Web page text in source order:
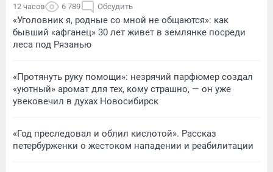
12 часов 6 789 Обсудить
«Уголовник я, родные со мной не общаются»: как
бывший «афганец» 30 лет живет в землянке посреди
леса под Рязанью
«Протянуть руку помощи»: незрячий парфюмер создал
«уютный» аромат для тех, кому страшно, — он уже
увековечил в духах Новосибирск
«Год преследовал и облил кислотой». Рассказ
петербурженки о жестоком нападении и реабилитации